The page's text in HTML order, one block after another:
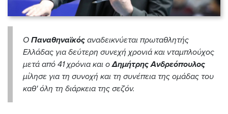
Ο Παναθηναϊκός αναδεικνύεται πρωταθλητής
Ελλάδας για δεύτερη συνεχή χρονιά και νταμπλούχος
μετά από 41 χρόνια και οΔημήτρης Ανδρεόπουλος
μίλησε για τη συνοχή και τη συνέπεια της ομάδας του
καθ' όλη τη διάρκεια της σεζόν.